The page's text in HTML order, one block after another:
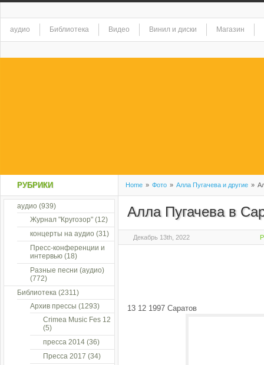
аудио Библиотека Видео Винил и диски Магазин
Home » Фото » Алла Пугачева и другие »
Алла Пугачева в
Декабрь 13th, 2022
13 12 1997 Саратов
РУБРИКИ
аудио (939)
Журнал "Кругозор" (12)
концерты на аудио (31)
Пресс-конференции и
интервью (18)
Разные песни (аудио)
(772)
Библиотека (2311)
Архив прессы (1293)
Crimea Music Fes 12
(5)
пресса 2014 (36)
Пресса 2017 (34)